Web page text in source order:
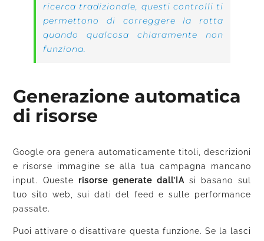
ricerca tradizionale, questi controlli ti
permettono di correggere la rotta
quando qualcosa chiaramente non
funziona.
Generazione automatica
di risorse
Google ora genera automaticamente titoli, descrizioni
e risorse immagine se alla tua campagna mancano
input. Queste risorse generate dall’IA si basano sul
tuo sito web, sui dati del feed e sulle performance
passate.
Puoi attivare o disattivare questa funzione. Se la lasci